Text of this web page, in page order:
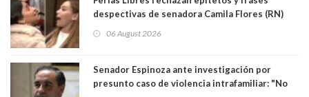
despectivas de senadora Camila Flores (RN)
06 August 2026
Senador Espinoza ante investigación por
presunto caso de violencia intrafamiliar: "No